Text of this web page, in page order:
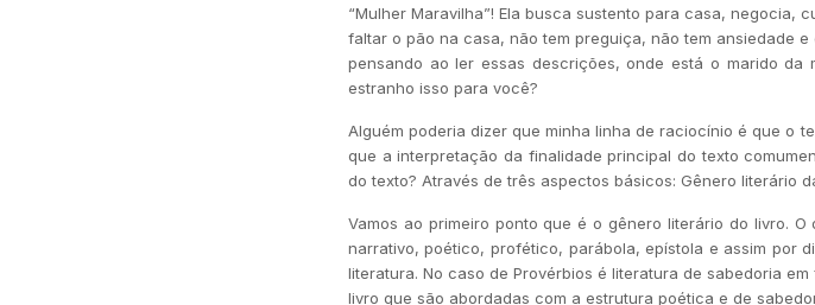
“Mulher Maravilha”! Ela busca sustento para casa, negocia,
faltar o pão na casa, não tem preguiça, não tem ansiedade
pensando ao ler essas descrições, onde está o marido da
estranho isso para você?
Alguém poderia dizer que minha linha de raciocínio é que o
que a interpretação da finalidade principal do texto
do texto? Através de três aspectos básicos: Gênero literário
Vamos ao primeiro ponto que é o gênero literário do livro.
narrativo, poético, profético, parábola, epístola e assim por
literatura. No caso de Provérbios é literatura de sabedoria
livro que são abordadas com a estrutura poética e de